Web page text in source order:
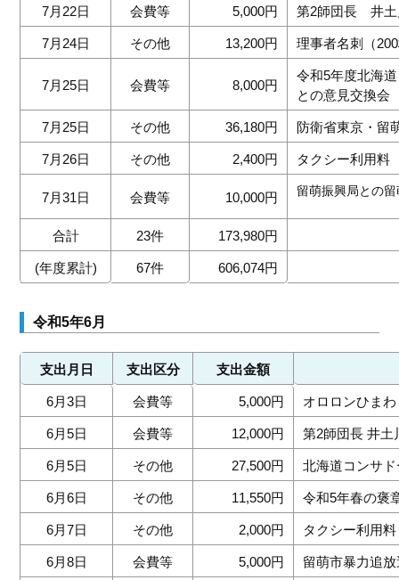
7月22日 会費等 5,000円 第2師団長 井土
7月24日 その他 13,200円 理事者名刺（
7月25日 会費等 8,000円
令和5年度北海
との意見交換会
7月25日 その他 36,180円 防衛省東京・留
7月26日 その他 2,400円 タクシー利用料
7月31日 会費等 10,000円 留萌振興局との
合計 23件 173,980円
(年度累計) 67件 606,074円
令和5年6月
支出月日 支出区分 支出金額
6月3日 会費等 5,000円 オロロンひま
6月5日 会費等 12,000円 第2師団長 井土
6月5日 その他 27,500円 北海道コンサ
6月6日 その他 11,550円 令和5年春の褒
6月7日 その他 2,000円 タクシー利用料
6月8日 会費等 5,000円 留萌市暴力追